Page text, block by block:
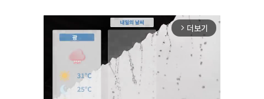
arrow_forward_ios 더보기